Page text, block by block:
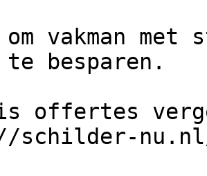
besparen.
schilder-